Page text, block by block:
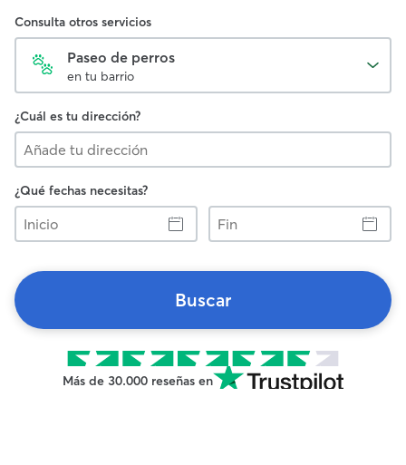
Consulta otros servicios
Paseo de perros
en tu barrio
¿Cuál es tu dirección?
¿Qué fechas necesitas?
Inicio
Fin
Buscar
Más de 30.000 reseñas en